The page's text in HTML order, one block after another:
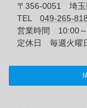
〒356-0051 埼玉
TEL 049-265-
営業時間 10:00～
定休日 毎週火曜